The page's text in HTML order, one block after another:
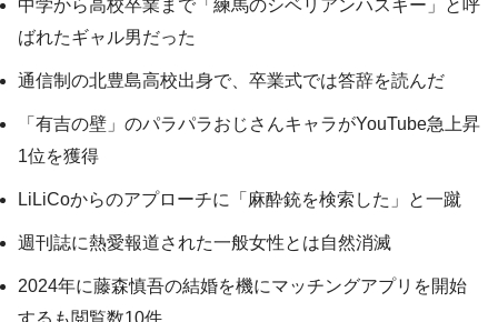
中学から高校卒業まで「練馬のシベリアンハスキー」と呼
ばれたギャル男だった
通信制の北豊島高校出身で、卒業式では答辞を読んだ
「有吉の壁」のパラパラおじさんキャラがYouTube急上昇
1位を獲得
LiLiCoからのアプローチに「麻酔銃を検索した」と一蹴
週刊誌に熱愛報道された一般女性とは自然消滅
2024年に藤森慎吾の結婚を機にマッチングアプリを開始